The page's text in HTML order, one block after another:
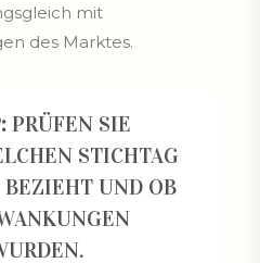
mit
des Marktes.
PRÜFEN SIE
STICHTAG
UND OB